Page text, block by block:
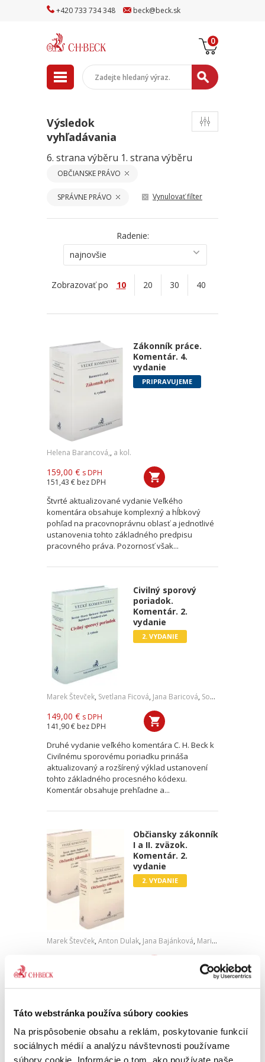
Táto webstránka používa súbory cookies
Na prispôsobenie obsahu a reklám, poskytovanie funkcií
sociálnych médií a analýzu návštevnosti používame
+420733 734348 beck@beck.sk
0
Výsledok
vyhľadávania
6. strana výběru 1. strana výběru
OBČIANSKE PRÁVO
SPRÁVNE PRÁVO Vynulovať filter
Radenie:
najnovšie
Zobrazovať po 10 20 30 40
Zákonník práce.
Komentár. 4.
vydanie
PRIPRAVUJEME
Helena Barancová,, a kol.
159,00 € s DPH
151,43 € bez DPH
Štvrté aktualizované vydanie Veľkého
komentára obsahuje komplexný a hĺbkový
pohľad na pracovnoprávnu oblasť a jednotlivé
ustanovenia tohto základného predpisu
pracovného práva. Pozornosť však...
Civilný sporový
poriadok.
Komentár. 2.
vydanie
2. VYDANIE
Marek Števček, Svetlana Ficová, Jana Baricová, Soňa Mesiarkinová
149,00 € s DPH
141,90 € bez DPH
Druhé vydanie veľkého komentára C. H. Beck k
Civilnému sporovému poriadku prináša
aktualizovaný a rozšírený výklad ustanovení
tohto základného procesného kódexu.
Komentár obsahuje prehľadne a...
Občiansky zákonník
I a II. zväzok.
Komentár. 2.
vydanie
2. VYDANIE
Marek Števček, Anton Dulak, Jana Bajánková, Marián Fečík
189,52 €
Nakladateľstvo C. H. Beck prináša druhé,
Občianskemu zákonníku. Výnimočnosťou
zloženie autorského kolektívu,...